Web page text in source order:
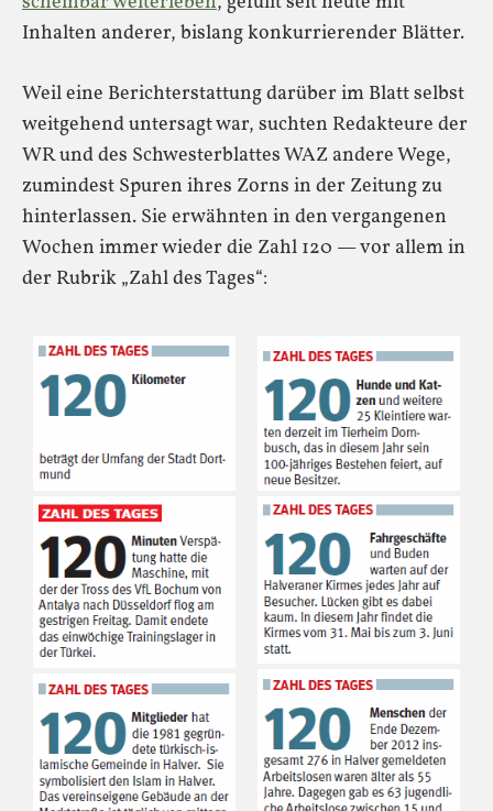
Inhalten anderer, bislang konkurrierender Blätter.
Weil eine Berichterstattung darüber im Blatt selbst
weitgehend untersagt war, suchten Redakteure der
WR und des Schwesterblattes WAZ andere Wege,
zumindest Spuren ihres Zorns in der Zeitung zu
hinterlassen. Sie erwähnten in den vergangenen
Wochen immer wieder die Zahl 120 — vor allem in
der Rubrik „Zahl des Tages“: